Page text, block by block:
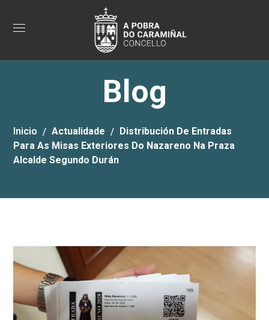
Blog
Inicio Actualidade
Distribución De Entradas
Para As Misas Exteriores Do Nazareno Na Praza
Alcalde Segundo Durán